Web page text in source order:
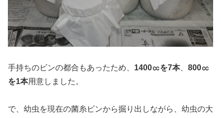
手持ちのビンの都合もあったため、 1400㏄を7本、 800㏄
を1本用意しました。
で、幼虫を現在の菌糸ビンから掘り出しながら、幼虫の大